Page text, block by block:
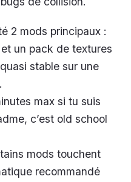
2 mods principaux :
un pack de textures
stable sur une
max si tu suis
c’est old school
mods touchent
recommandé